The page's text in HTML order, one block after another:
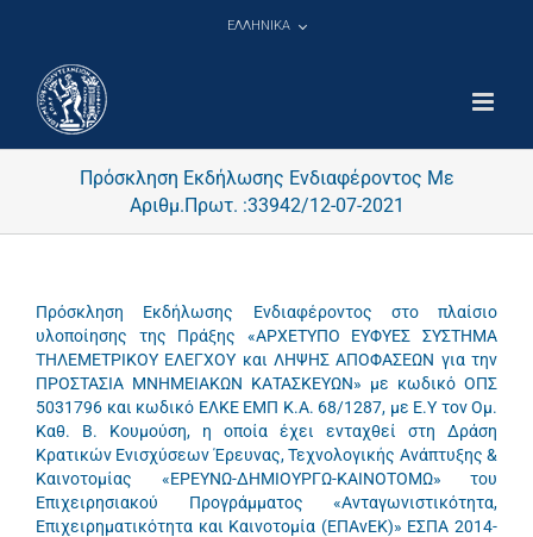
ΕΛΛΗΝΙΚΑ
Πρόσκληση Εκδήλωσης Ενδιαφέροντος Με
Αριθμ.Πρωτ. :33942/12-07-2021
Πρόσκληση Εκδήλωσης Ενδιαφέροντος στο πλαίσιο
υλοποίησης της Πράξης «ΑΡΧΕΤΥΠΟ ΕΥΦΥΕΣ ΣΥΣΤΗΜΑ
ΤΗΛΕΜΕΤΡΙΚΟΥ ΕΛΕΓΧΟΥ και ΛΗΨΗΣ ΑΠΟΦΑΣΕΩΝ για την
ΠΡΟΣΤΑΣΙΑ ΜΝΗΜΕΙΑΚΩΝ ΚΑΤΑΣΚΕΥΩΝ» με κωδικό ΟΠΣ
5031796 και κωδικό ΕΛΚΕ ΕΜΠ Κ.Α. 68/1287, με Ε.Υ τον Ομ.
Καθ. Β. Κουμούση, η οποία έχει ενταχθεί στη Δράση
Κρατικών Ενισχύσεων Έρευνας, Τεχνολογικής Ανάπτυξης &
Καινοτομίας «ΕΡΕΥΝΩ-ΔΗΜΙΟΥΡΓΩ-ΚΑΙΝΟΤΟΜΩ» του
Επιχειρησιακού Προγράμματος «Ανταγωνιστικότητα,
Επιχειρηματικότητα και Καινοτομία (ΕΠΑνΕΚ)» ΕΣΠΑ 2014-